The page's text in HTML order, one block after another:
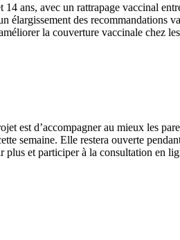
ans, avec un rattrapage vaccinal
élargissement des recommandations
la couverture vaccinale chez
est d’accompagner au mieux les
semaine. Elle restera ouverte
plus et participer à la consultation en